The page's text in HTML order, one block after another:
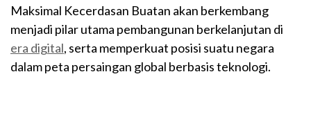
Maksimal Kecerdasan Buatan akan berkembang
menjadi pilar utama pembangunan berkelanjutan di
era digital, serta memperkuat posisi suatu negara
dalam peta persaingan global berbasis teknologi.